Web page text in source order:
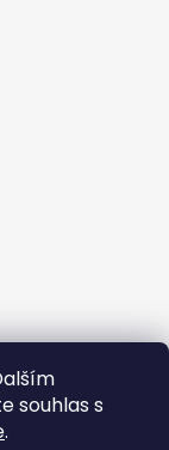
souhlas s
.